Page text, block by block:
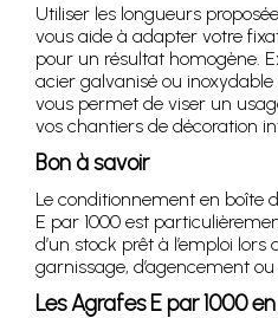
Utiliser les longueurs
vous aide à adapter votre
pour un résultat homogène.
acier galvanisé ou
vous permet de viser un
vos chantiers de décoration
Bon à savoir
Le conditionnement en boîte
E par 1000 est
d’un stock prêt à l’emploi
garnissage, d’agencement
Les Agrafes E par 1000